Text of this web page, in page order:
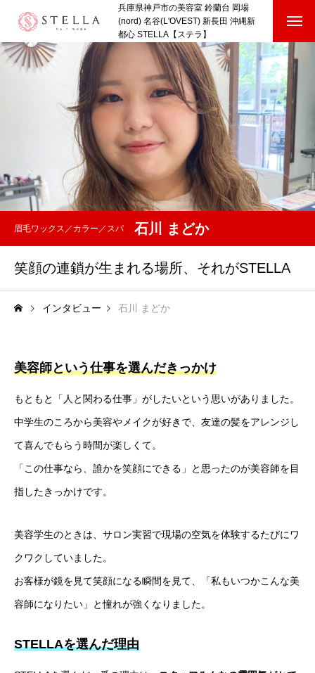
兵庫県神戸市の美容室 鈴蘭台 岡場
(nord) 名谷(L'OVEST) 新長田 沖縄新
都心 STELLA【ステラ】
HOME
STAFF VOICE
COMPANY
RECRUIT
HOME SHOP STAFF VOICE BLOG COMPANY
眉毛ワックス／カラー／スパ 石川 まどか
笑顔の連鎖が生まれる場所、それがSTELLA
インタビュー 石川 まどか
美容師という仕事を選んだきっかけ
もともと「人と関わる仕事」がしたいという思いがありました。
中学生のころから美容やメイクが好きで、友達の髪をアレンジし
て喜んでもらう時間が楽しくて。
「この仕事なら、誰かを笑顔にできる」と思ったのが美容師を目
指したきっかけです。
美容学生のときは、サロン実習で現場の空気を体験するたびにワ
クワクしていました。
お客様が鏡を見て笑顔になる瞬間を見て、「私もいつかこんな美
容師になりたい」と憧れが強くなりました。
STELLAを選んだ理由